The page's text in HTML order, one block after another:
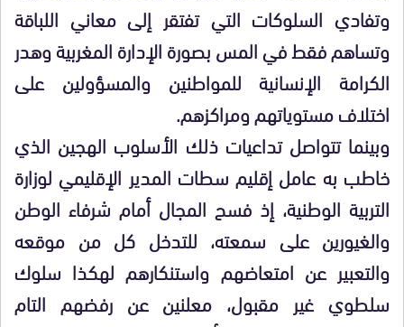
وتفادي السلوكات التي تفتقر إلى معاني اللباقة
وتساهم فقط في المس بصورة الإدارة المغربية وهدر
الكرامة الإنسانية للمواطنين والمسؤولين على
اختلاف مستوياتهم ومراكزهم.
وبينما تتواصل تداعيات ذلك الأسلوب الهجين الذي
خاطب به عامل إقليم سطات المدير الإقليمي لوزارة
التربية الوطنية، إذ فسح المجال أمام شرفاء الوطن
والغيورين على سمعته، للتدخل كل من موقعه
والتعبير عن امتعاضهم واستنكارهم لهكذا سلوك
سلطوي غير مقبول، معلنين عن رفضهم التام